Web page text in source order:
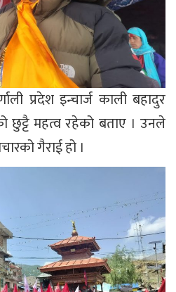
प्रदेश इन्चार्ज काली बहादुर
छुट्टै महत्व रहेको बताए । उनले
गैराई हो ।